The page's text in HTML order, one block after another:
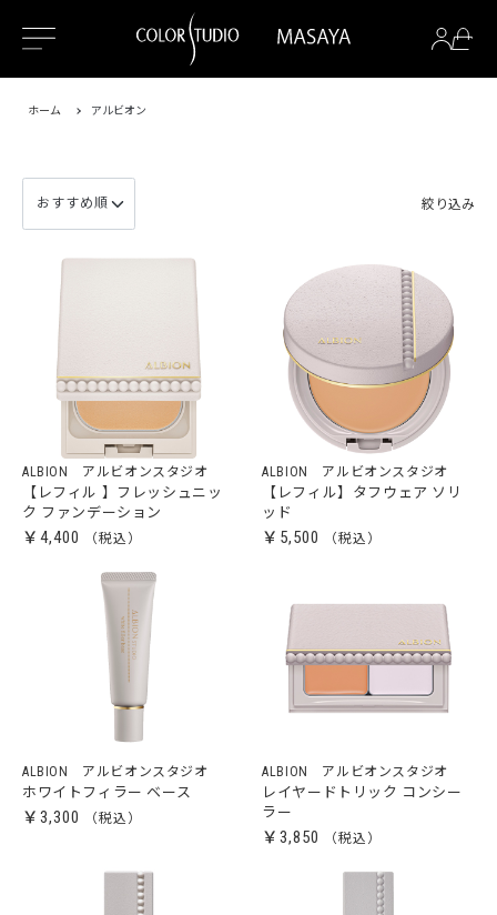
ホーム アルビオン
絞り込み
ALBION アルビオンスタジオ
【レフィル 】フレッシュニッ
ク ファンデーション
￥4,400
ALBION アルビオンスタジオ
【レフィル】タフウェア ソリ
ッド
￥5,500
ALBION アルビオンスタジオ
ホワイトフィラー ベース
￥3,300
ALBION アルビオンスタジオ
レイヤードトリック コンシー
ラー
￥3,850